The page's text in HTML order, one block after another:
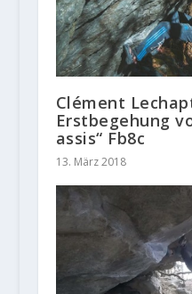
Clément
Erstbegehung
assis“ Fb8c
13. März 2018